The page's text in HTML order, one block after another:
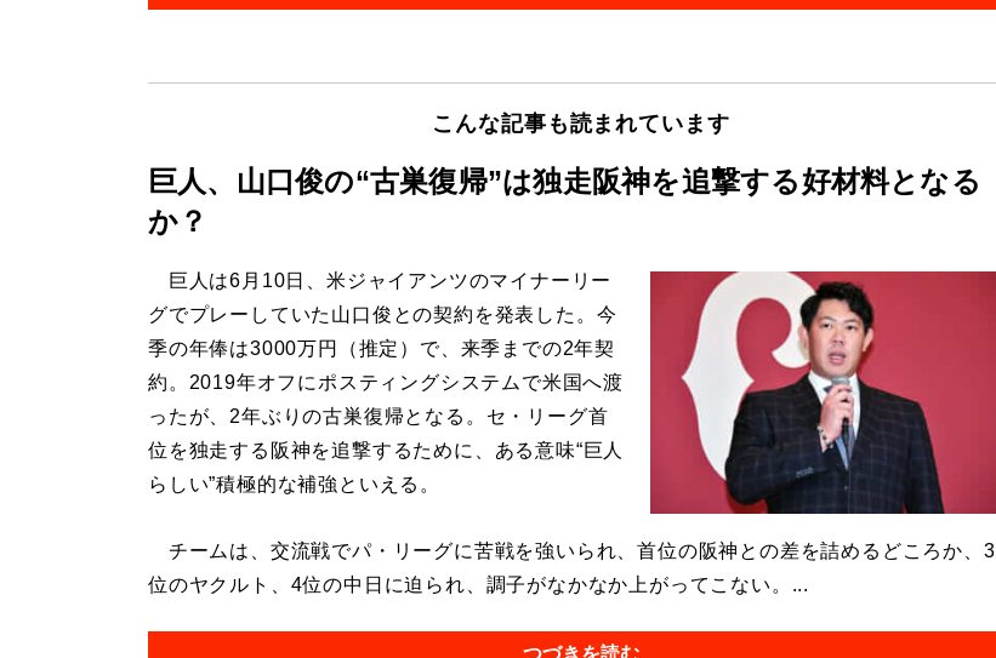
こんな記事も読まれています
巨人、山口俊の“古巣復帰”は独走阪神を追撃する好材料となる
か？
巨人は6月10日、米ジャイアンツのマイナーリー
グでプレーしていた山口俊との契約を発表した。今
季の年俸は3000万円（推定）で、来季までの2年契
約。2019年オフにポスティングシステムで米国へ渡
ったが、2年ぶりの古巣復帰となる。セ・リーグ首
位を独走する阪神を追撃するために、ある意味“巨人
らしい”積極的な補強といえる。
チームは、交流戦でパ・リーグに苦戦を強いられ、首位の阪神との差を詰めるどころか、3
位のヤクルト、4位の中日に迫られ、調子がなかなか上がってこない。...